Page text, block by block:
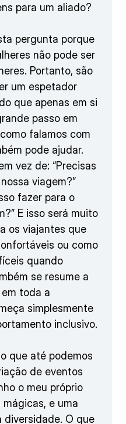
para um aliado?
pergunta porque
não pode ser
Portanto, são
um espetador
que apenas em si
passo em
falamos com
pode ajudar.
vez de: “Precisas
viagem?”
fazer para o
E isso será muito
os viajantes que
ou como
quando
se resume a
toda a
simplesmente
inclusivo.
que até podemos
de eventos
o meu próprio
e uma
diversidade. O que